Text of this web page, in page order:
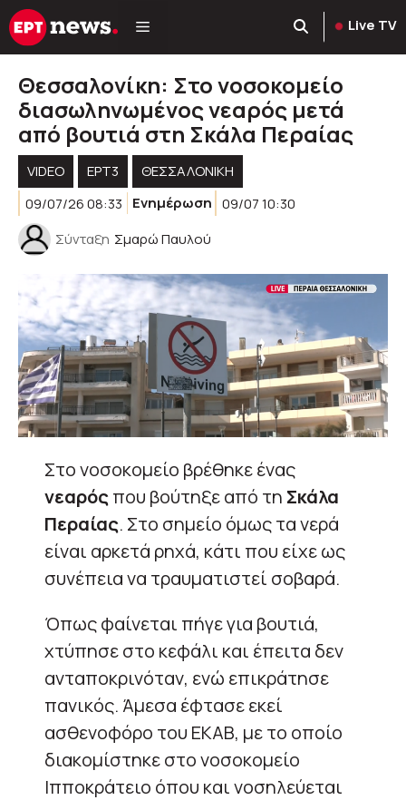
Μετάβαση
σε
Live TV
Θεσσαλονίκη: Στο νοσοκομείο
διασωληνωμένος νεαρός μετά
από βουτιά στη Σκάλα Περαίας
VIDEO ΕΡΤ3
ΘΕΣΣΑΛΟΝΙΚΗ
09/07/26 08:33
Ενημέρωση 09/07 10:30
Σύνταξη Σμαρώ Παυλού
Στο νοσοκομείο βρέθηκε ένας
νεαρόςπου βούτηξε από τη Σκάλα
Περαίας. Στο σημείο όμως τα νερά
είναι αρκετά ρηχά, κάτι που είχε ως
συνέπεια να τραυματιστεί σοβαρά.
Όπως φαίνεται πήγε για βουτιά,
χτύπησε στο κεφάλι και έπειτα δεν
ανταποκρινόταν, ενώ επικράτησε
πανικός. Άμεσα έφτασε εκεί
ασθενοφόρο του ΕΚΑΒ, με το οποίο
διακομίστηκε στο νοσοκομείο
Ιπποκράτειο όπου και νοσηλεύεται